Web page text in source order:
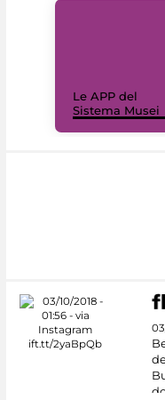
Le APP del
Sistema Musei